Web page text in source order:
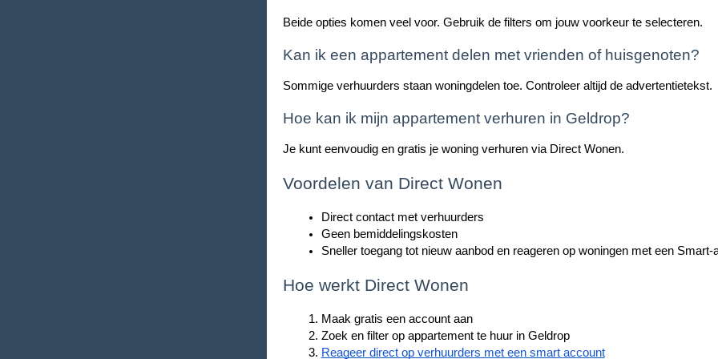
Beide opties komen veel voor. Gebruik de filters om jouw voorkeur te selecteren.
Kan ik een appartement delen met vrienden of huisgenoten?
Sommige verhuurders staan woningdelen toe. Controleer altijd de advertentietekst.
Hoe kan ik mijn appartement verhuren in Geldrop?
Je kunt eenvoudig en gratis je woning verhuren via Direct Wonen.
Voordelen van Direct Wonen
Direct contact met verhuurders
Geen bemiddelingskosten
Sneller toegang tot nieuw aanbod en reageren op woningen met een Smart-
Hoe werkt Direct Wonen
Maak gratis een account aan
Zoek en filter op appartement te huur in Geldrop
Reageer direct op verhuurders met een smart account